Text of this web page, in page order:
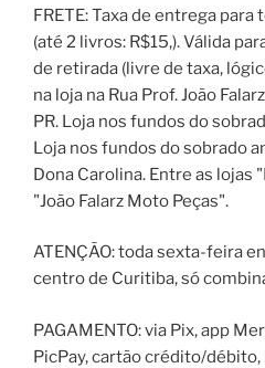
FRETE: Taxa de entrega para
(até 2 livros: R$15,). Válida
de retirada (livre de taxa,
na loja na Rua Prof. João
PR. Loja nos fundos do
Loja nos fundos do sobrado
Dona Carolina. Entre as lojas
"João Falarz Moto Peças".
ATENÇÃO: toda sexta-feira
centro de Curitiba, só
PAGAMENTO: via Pix, app
PicPay, cartão crédito/